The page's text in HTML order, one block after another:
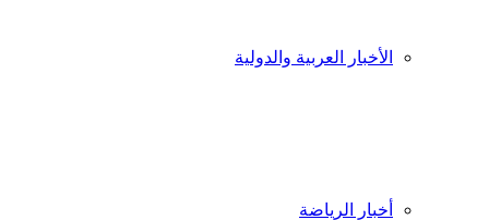
الأخبار العربية والدولية
أخبار الرياضة